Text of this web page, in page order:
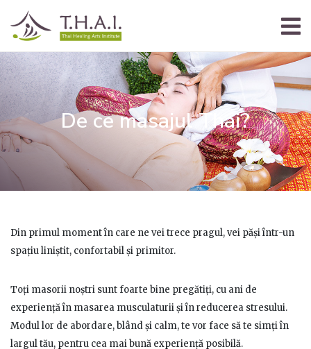
De ce masajul Thai?
Din primul moment în care ne vei trece pragul, vei păși într-un
spațiu liniștit, confortabil și primitor.
Toți masorii noștri sunt foarte bine pregătiți, cu ani de
experiență în masarea musculaturii și în reducerea stresului.
Modul lor de abordare, blând și calm, te vor face să te simți în
largul tău, pentru cea mai bună experiență posibilă.